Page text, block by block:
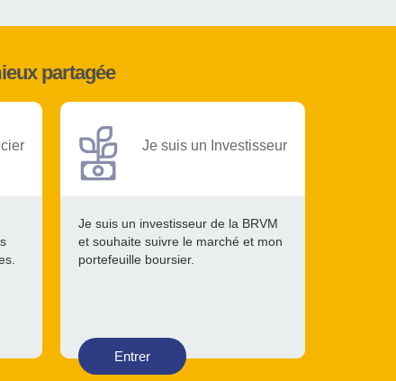
partagée
Je suis un Investisseur
Je suis un investisseur de la BRVM
et souhaite suivre le marché et mon
portefeuille boursier.
Entrer